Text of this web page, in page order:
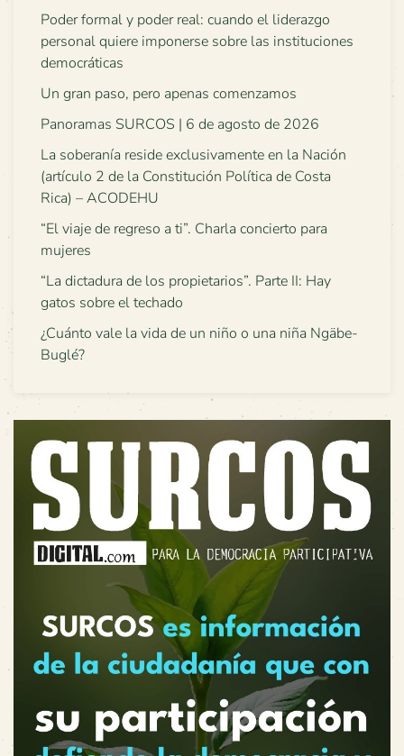
Poder formal y poder real: cuando el liderazgo
personal quiere imponerse sobre las instituciones
democráticas
Un gran paso, pero apenas comenzamos
Panoramas SURCOS | 6 de agosto de 2026
La soberanía reside exclusivamente en la Nación
(artículo 2 de la Constitución Política de Costa
Rica) – ACODEHU
“El viaje de regreso a ti”. Charla concierto para
mujeres
“La dictadura de los propietarios”. Parte II: Hay
gatos sobre el techado
¿Cuánto vale la vida de un niño o una niña Ngäbe-
Buglé?